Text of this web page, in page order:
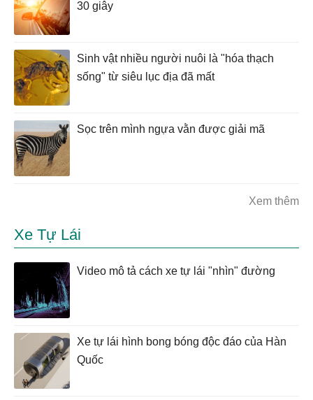
30 giây
Sinh vật nhiều người nuôi là "hóa thạch
sống" từ siêu lục địa đã mất
Sọc trên mình ngựa vằn được giải mã
Xem thêm
Xe Tự Lái
Video mô tả cách xe tự lái "nhìn" đường
Xe tự lái hình bong bóng độc đáo của Hàn
Quốc